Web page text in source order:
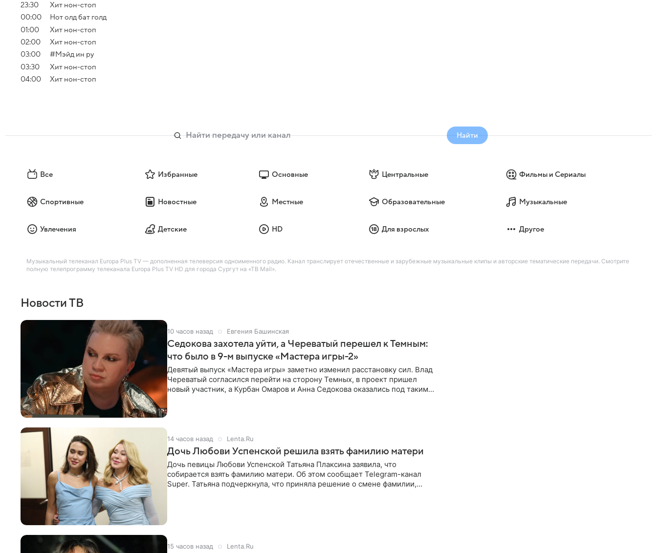
23:30
Хит нон-стоп
00:00
Нот олд бат голд
01:00
Хит нон-стоп
02:00
Хит нон-стоп
03:00
#Мэйд ин ру
03:30
Хит нон-стоп
04:00
Хит нон-стоп
Найти
Все Избранные Основные Центральные Фильмы и Сериалы
Спортивные Новостные Местные Образовательные Музыкальные
Увлечения Детские HD Для взрослых Другое
Музыкальный телеканал Europa Plus TV — дополненная телеверсия одноименного радио. Канал транслирует отечественные и зарубежные музыкальные клипы и авторские тематические передачи. Смотрите
полную телепрограмму телеканала Europa Plus TV HD для города Сургут на «ТВ Mail».
Новости ТВ
10 часов назад Евгения Башинская
Седокова захотела уйти, а Череватый перешел к Темным:
что было в 9-м выпуске «Мастера игры-2»
Девятый выпуск «Мастера игры» заметно изменил расстановку сил. Влад
Череватый согласился перейти на сторону Темных, в проект пришел
новый участник, а Курбан Омаров и Анна Седокова оказались под таким
14 часов назад Lenta.Ru
Дочь Любови Успенской решила взять фамилию матери
Дочь певицы Любови Успенской Татьяна Плаксина заявила, что
собирается взять фамилию матери. Об этом сообщает Telegram-канал
Super. Татьяна подчеркнула, что приняла решение о смене фамилии,
15 часов назад Lenta.Ru